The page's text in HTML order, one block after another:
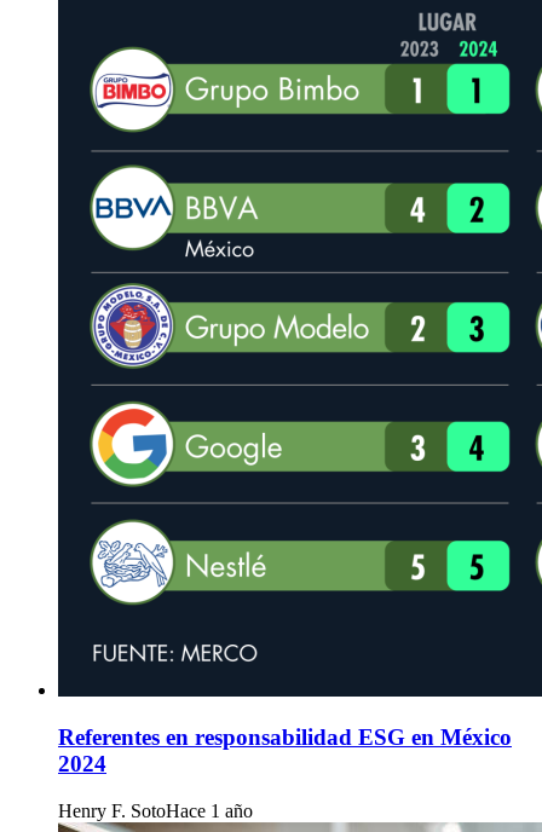
Referentes en responsabilidad ESG en México
2024
Henry F. SotoHace 1 año